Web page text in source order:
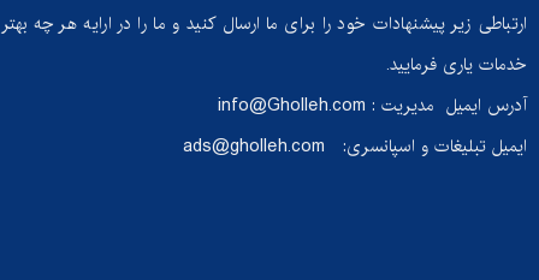
ارتباطی زیر پیشنهادات خود را برای ما ارسال کنید و ما را در ارایه هر چه بهتر
خدمات یاری فرمایید.
آدرس ایمیل مدیریت : info@Gholleh.com
ایمیل تبلیغات و اسپانسری: ads@gholleh.com